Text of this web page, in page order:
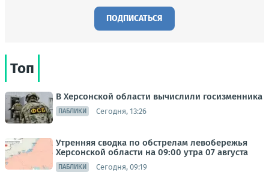
ПОДПИСАТЬСЯ
Топ
В Херсонской области вычислили госизменника
ПАБЛИКИ Сегодня, 13:26
Утренняя сводка по обстрелам левобережья
Херсонской области на 09:00 утра 07 августа
ПАБЛИКИ Сегодня, 09:19